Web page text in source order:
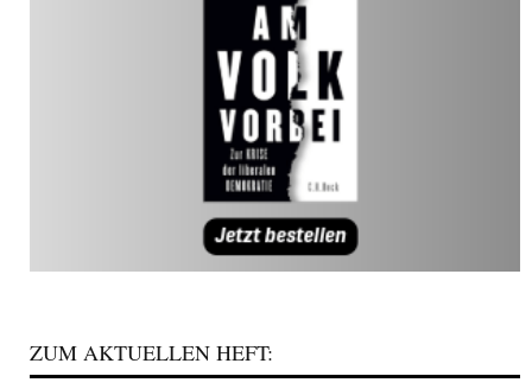
ZUM AKTUELLEN HEFT: